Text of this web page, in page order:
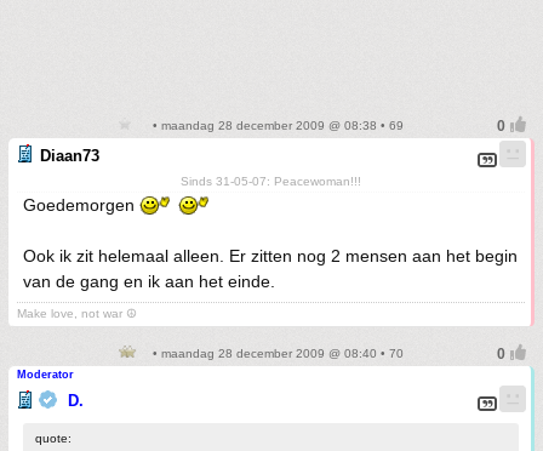
• maandag 28 december 2009 @ 08:38 • 69
Diaan73
Sinds 31-05-07: Peacewoman!!!
Goedemorgen
Ook ik zit helemaal alleen. Er zitten nog 2 mensen aan het begin
van de gang en ik aan het einde.
Make love, not war ☮
• maandag 28 december 2009 @ 08:40 • 70
Moderator
D.
quote: